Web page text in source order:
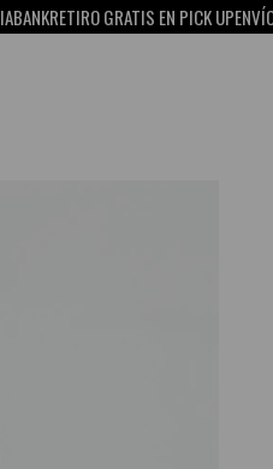
RETIRO GRATIS EN PICK UPENVÍOS A